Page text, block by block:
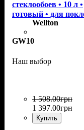
стеклообоев • 10 л •
готовый • для
Wellton
GW10
Наш выбор
1 508.00грн
1 397.00грн
Купить